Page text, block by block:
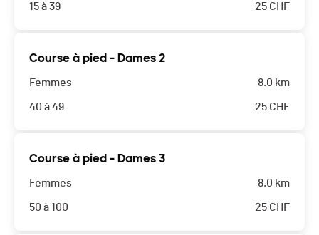
15 à 39 25 CHF
Course à pied - Dames 2
Femmes
40 à 49
8.0 km
25 CHF
Course à pied - Dames 3
Femmes
50 à 100
8.0 km
25 CHF